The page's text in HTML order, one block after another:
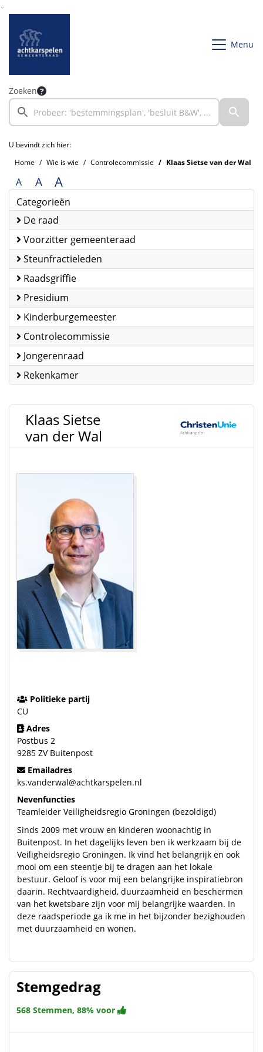
Ga naar de inhoud van deze pagina
Ga naar het zoeken
Ga naar het menu
Menu
Zoeken
U bevindt zich hier:
Home
Wie is wie Controlecommissie Klaas Sietse van der Wal
A A A
Categorieën
De raad
Voorzitter gemeenteraad
Steunfractieleden
Raadsgriffie
Presidium
Kinderburgemeester
Controlecommissie
Jongerenraad
Rekenkamer
Klaas Sietse
van der Wal
Politieke partij
CU
Adres
Postbus 2
9285 ZV Buitenpost
Emailadres
ks.vanderwal@achtkarspelen.nl
Nevenfuncties
Teamleider Veiligheidsregio Groningen (bezoldigd)
Sinds 2009 met vrouw en kinderen woonachtig in
Buitenpost. In het dagelijks leven ben ik werkzaam bij de
Veiligheidsregio Groningen. Ik vind het belangrijk en ook
mooi om een steentje bij te dragen aan het lokale
bestuur. Geloof is voor mij een belangrijke inspiratiebron
daarin. Rechtvaardigheid, duurzaamheid en beschermen
van het kwetsbare zijn voor mij belangrijke waarden. In
deze raadsperiode ga ik me in het bijzonder bezighouden
met duurzaamheid en wonen.
Stemgedrag
568 Stemmen, 88% voor